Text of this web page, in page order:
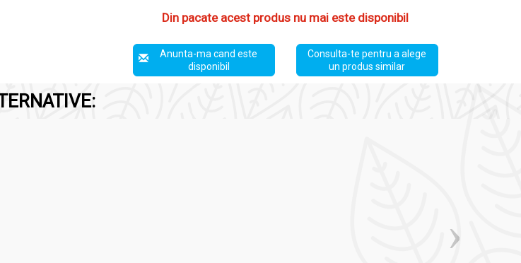
Din pacate acest produs nu mai este disponibil
Anunta-ma cand este
disponibil
Consulta-te pentru a alege
un produs similar